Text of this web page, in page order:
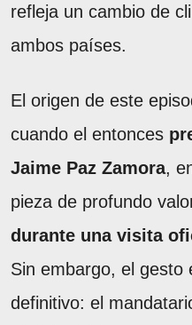
refleja un cambio de
ambos países.
El origen de este
cuando el entonces
Jaime Paz Zamora,
pieza de profundo
durante una visita
Sin embargo, el gesto
definitivo: el